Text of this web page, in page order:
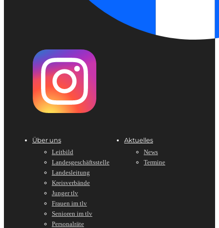
Über uns
Leitbild
Landesgeschäftsstelle
Landesleitung
Kreisverbände
Junger tlv
Frauen im tlv
Senioren im tlv
Personalräte
Aktuelles
News
Termine